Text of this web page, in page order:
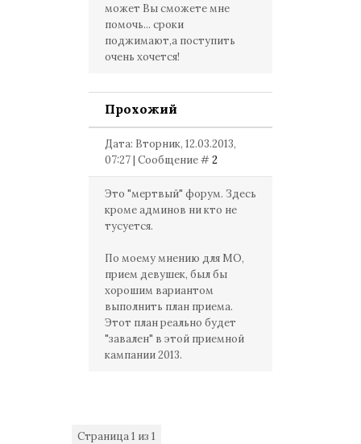
может Вы сможете мне
помочь... сроки
поджимают,а поступить
очень хочется!
Прохожий
Дата: Вторник, 12.03.2013,
07:27 | Сообщение #2
Это "мертвый" форум. Здесь
кроме админов ни кто не
тусуется.
По моему мнению для МО,
прием девушек, был бы
хорошим вариантом
выполнить план приема.
Этот план реально будет
"завален" в этой приемной
кампании 2013.
Страница1 из 1